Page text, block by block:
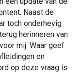
Naast de
toch onderhevig
herinneren van
mij. Waar geef
en
op deze vraag is